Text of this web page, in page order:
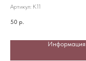
Артикул: К11
50 р.
Информация